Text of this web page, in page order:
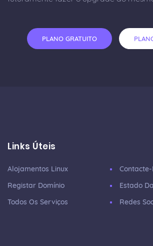
PLANO GRATUITO
Links Úteis
Alojamentos Linux
Registar Domínio
Todos Os Serviços
Contacte-
Estado
Redes